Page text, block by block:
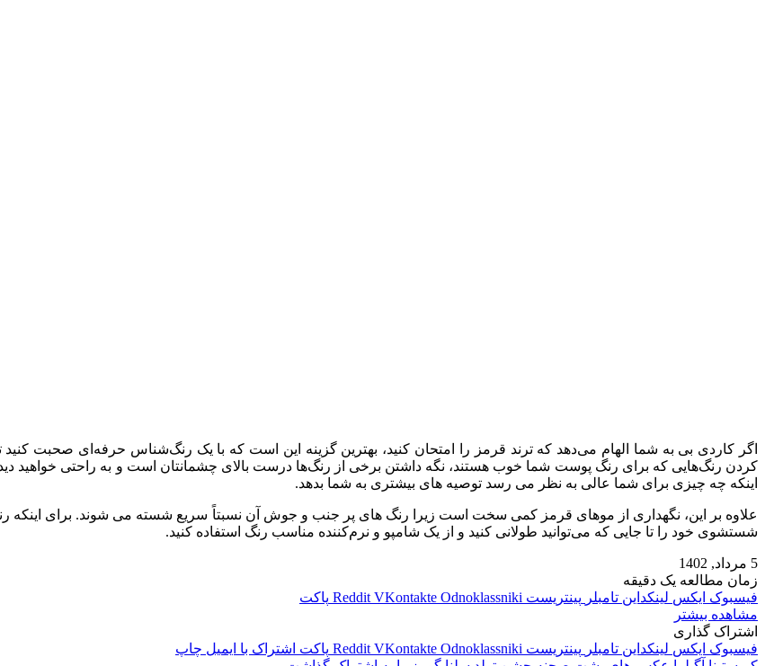
اگر کاردی بی به شما الهام می‌دهد که ترند قرمز را امتحان کنید، بهترین گزینه این است که با یک رنگ‌شناس حرفه‌ای صحبت
کردن رنگ‌هایی که برای رنگ پوست شما خوب هستند، نگه داشتن برخی از رنگ‌ها درست بالای چشمانتان است و به راحتی خواهید دید
اینکه چه چیزی برای شما عالی به نظر می رسد توصیه های بیشتری به شما بدهد.
علاوه بر این، نگهداری از موهای قرمز کمی سخت است زیرا رنگ های پر جنب و جوش آن نسبتاً سریع شسته می شوند. برای اینکه
شستشوی خود را تا جایی که می‌توانید طولانی کنید و از یک شامپو و نرم‌کننده مناسب رنگ استفاده کنید.
5 مرداد, 1402
زمان مطالعه یک دقیقه
فیسبوک ایکس لینکداین تامبلر پینتریست Reddit VKontakte Odnoklassniki
پاکت
مشاهده بیشتر
اشتراک گذاری
فیسبوک ایکس لینکداین تامبلر پینتریست Reddit VKontakte Odnoklassniki پاکت اشتراک با ایمیل چاپ